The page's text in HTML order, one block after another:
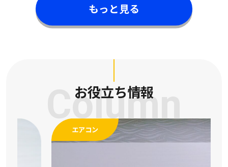
もっと見る
Column
お役立ち情報
エアコン